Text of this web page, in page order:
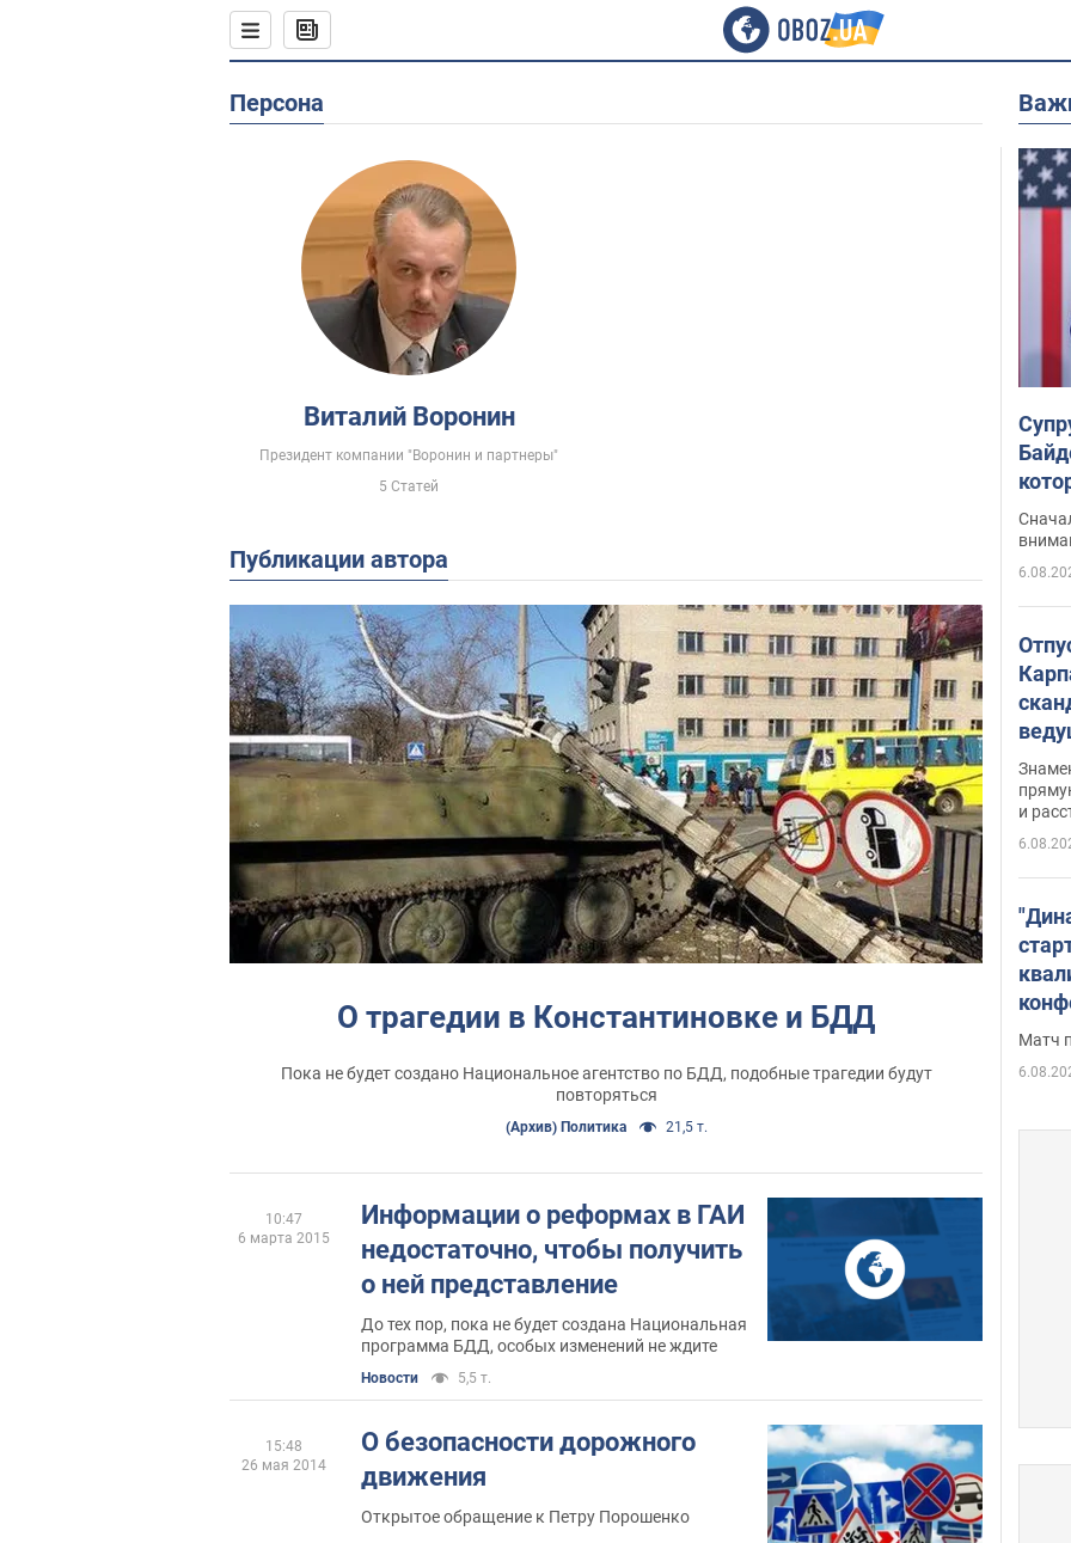
Персона
Виталий Воронин
Президент компании "Воронин и партнеры"
5 Статей
Публикации автора
О трагедии в Константиновке и БДД
Пока не будет создано Национальное агентство по БДД, подобные трагедии будут
повторяться
(Архив) Политика 21,5 т.
Информации о реформах в ГАИ
недостаточно, чтобы получить
о ней представление
До тех пор, пока не будет создана Национальная
программа БДД, особых изменений не ждите
Новости 5,5 т.
10:47
6 марта 2015
О безопасности дорожного
движения
Открытое обращение к Петру Порошенко
15:48
26 мая 2014
и
Матч